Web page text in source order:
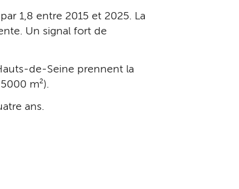
1,8 entre 2015 et 2025. La
Un signal fort de
de-Seine prennent la
000 m²).
ans.